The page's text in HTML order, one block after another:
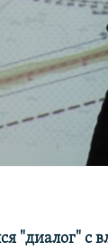
"диалог" с